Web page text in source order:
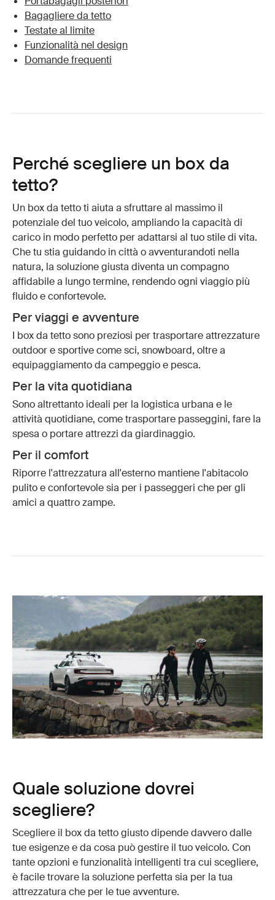
Bagagliere da tetto
Testate al limite
Funzionalità nel design
Domande frequenti
Perché scegliere un box da
tetto?
Un box da tetto ti aiuta a sfruttare al massimo il
potenziale del tuo veicolo, ampliando la capacità di
carico in modo perfetto per adattarsi al tuo stile di vita.
Che tu stia guidando in città o avventurandoti nella
natura, la soluzione giusta diventa un compagno
affidabile a lungo termine, rendendo ogni viaggio più
fluido e confortevole.
Per viaggi e avventure
I box da tetto sono preziosi per trasportare attrezzature
outdoor e sportive come sci, snowboard, oltre a
equipaggiamento da campeggio e pesca.
Per la vita quotidiana
Sono altrettanto ideali per la logistica urbana e le
attività quotidiane, come trasportare passeggini, fare la
spesa o portare attrezzi da giardinaggio.
Per il comfort
Riporre l'attrezzatura all'esterno mantiene l'abitacolo
pulito e confortevole sia per i passeggeri che per gli
amici a quattro zampe.
Quale soluzione dovrei
scegliere?
Scegliere il box da tetto giusto dipende davvero dalle
tue esigenze e da cosa può gestire il tuo veicolo. Con
tante opzioni e funzionalità intelligenti tra cui scegliere,
è facile trovare la soluzione perfetta sia per la tua
attrezzatura che per le tue avventure.